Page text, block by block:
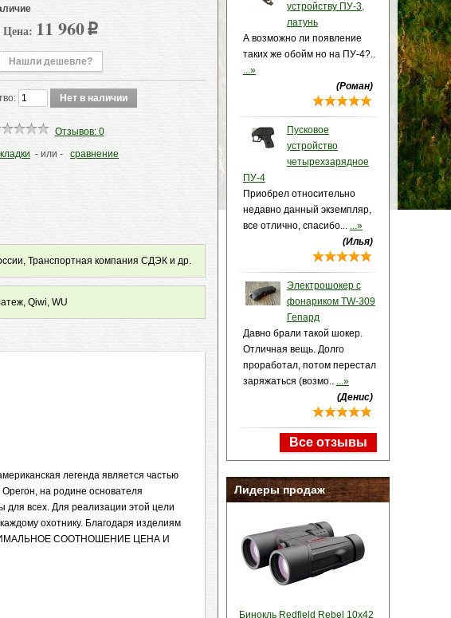
устройству ПУ-3,
латунь
А возможно ли появление
таких же обойм но на ПУ-4?..
...»
(Роман)
Пусковое
устройство
четырехзарядное
ПУ-4
Приобрел относительно
недавно данный экземпляр,
все отлично, спасибо... ...»
(Илья)
Электрошокер с
фонариком TW-309
Гепард
Давно брали такой шокер.
Отличная вещь. Долго
проработал, потом перестал
заряжаться (возмо.. ...»
(Денис)
Все отзывы
Лидеры продаж
Бинокль Redfield Rebel 10x42
Цена: 11 960 p
Нашли дешевле?
Отзывов: 0
- или - сравнение
Транспортная компания СДЭК и др.
Qiwi, WU
легенда является частью
на родине основателя
всех. Для реализации этой цели
охотнику. Благодаря изделиям
СООТНОШЕНИЕ ЦЕНА И